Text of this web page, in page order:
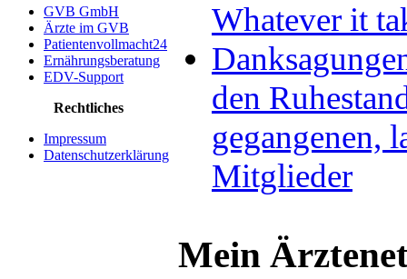
GVB GmbH
Ärzte im GVB
Patientenvollmacht24
Ernährungsberatung
EDV-Support
Rechtliches
Impressum
Datenschutzerklärung
Whatever it
den
gegangenen,
Mitglieder
Mein